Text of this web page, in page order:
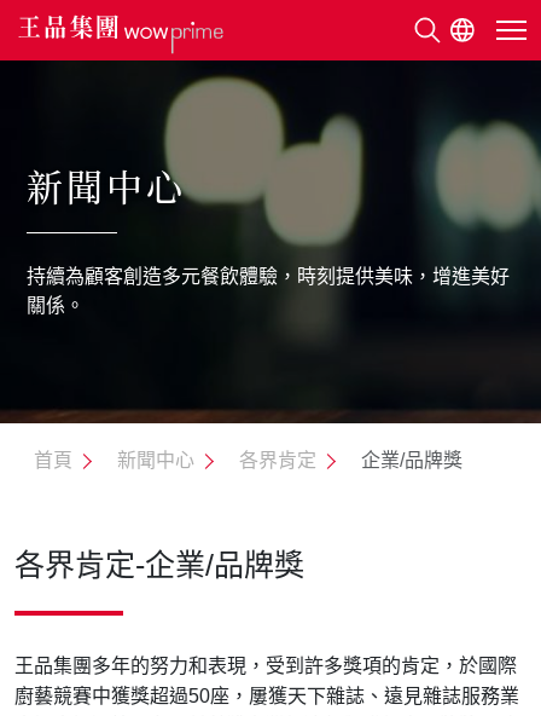
美味地圖
永續發展
新聞中心
持續為顧客創造多元餐飲體驗，時刻提供美味，增進美好
關係。
首頁 新聞中心 各界肯定 企業/品牌獎
各界肯定-企業/品牌獎
王品集團多年的努力和表現，受到許多獎項的肯定，於國際
廚藝競賽中獲獎超過50座，屢獲天下雜誌、遠見雜誌服務業